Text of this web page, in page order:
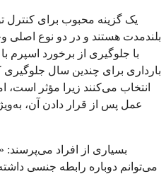
بلندمدت هستند و در دو نوع اصلی
با جلوگیری از برخورد اسپرم
بارداری برای چندین سال جلوگیری
انتخاب می‌کنند زیرا مؤثر است،
عمل پس از قرار دادن آن،
می‌توانم دوباره رابطه جنسی